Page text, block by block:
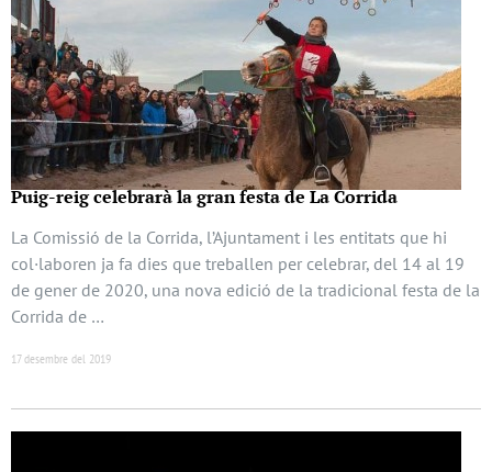
Puig-reig celebrarà la gran festa de La Corrida
La Comissió de la Corrida, l’Ajuntament i les entitats que hi
col·laboren ja fa dies que treballen per celebrar, del 14 al 19
de gener de 2020, una nova edició de la tradicional festa de la
Corrida de …
17 desembre del 2019